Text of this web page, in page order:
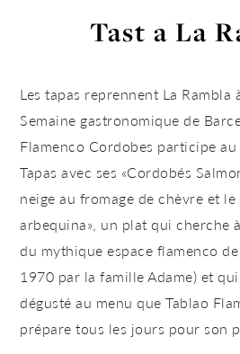
Tast a La
Les tapas reprennent La Rambla
Semaine gastronomique de
Flamenco Cordobes participe au
Tapas avec ses «Cordobés
neige au fromage de chèvre et le
arbequina», un plat qui cherche
du mythique espace flamenco
1970 par la famille Adame) et
dégusté au menu que Tablao
prépare tous les jours pour son